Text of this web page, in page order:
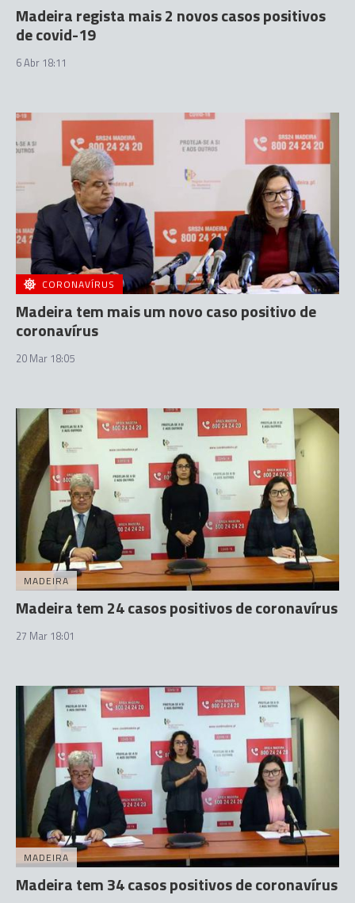
Madeira regista mais 2 novos casos positivos
de covid-19
6 Abr 18:11
CORONAVÍRUS
Madeira tem mais um novo caso positivo de
coronavírus
20 Mar 18:05
MADEIRA
Madeira tem 24 casos positivos de coronavírus
27 Mar 18:01
MADEIRA
Madeira tem 34 casos positivos de coronavírus